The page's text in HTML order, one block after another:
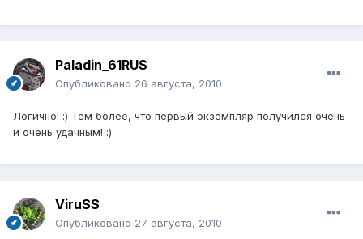
Paladin_61RUS
Опубликовано 26 августа, 2010
Логично! :) Тем более, что первый экземпляр получился очень
и очень удачным! :)
ViruSS
Опубликовано 27 августа, 2010